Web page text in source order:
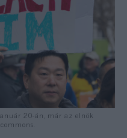
20-án, már az elnök